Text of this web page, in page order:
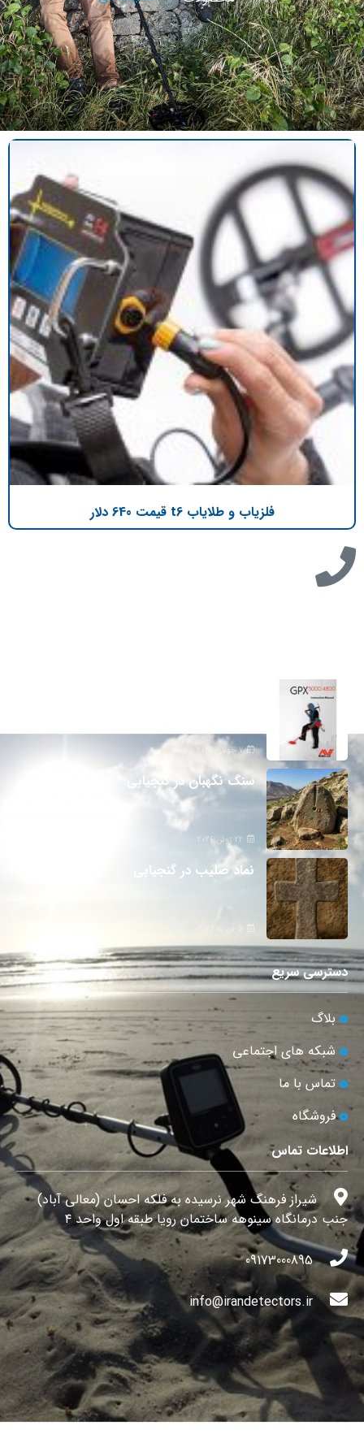
فلزیاب و طلایاب t6 قیمت 640 دلار
7 جولای 2026
سنگ نگهبان در گنجیابی
22 ژوئن 2026
نماد صلیب در گنجیابی
دسترسی سریع
بلاگ
شبکه های اجتماعی
تماس با ما
فروشگاه
اطلاعات تماس
شیراز فرهنگ شهر نرسیده به فلکه احسان (معالی آباد)
جنب درمانگاه سینوهه ساختمان رویا طبقه اول واحد ۴
09173000895
info@irandetectors.ir